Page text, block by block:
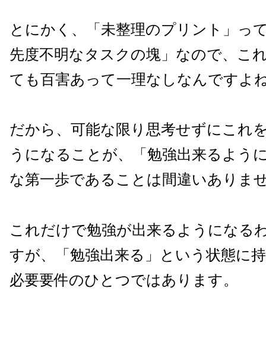
とにかく、「未整理のプリント」っ
先度不明なタスクの塊」なので、こ
ても百害あって一理なしなんですよ
だから、可能な限り思考せずにこれ
うになることが、「勉強出来るよう
な第一歩であることは間違いありま
これだけで勉強が出来るようになる
すが、「勉強出来る」という状態に
必要要件のひとつではあります。